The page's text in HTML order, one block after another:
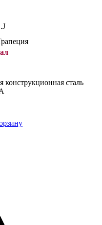
конструкционная сталь